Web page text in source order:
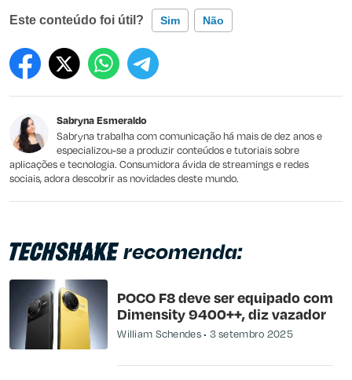
Este conteúdo foi útil? Sim Não
Este conteúdo contém informação incorreta
Outro
Sabryna Esmeraldo
Sabryna trabalha com comunicação há mais de dez anos e
especializou-se a produzir conteúdos e tutoriais sobre
aplicações e tecnologia. Consumidora ávida de streamings e redes
sociais, adora descobrir as novidades deste mundo.
recomenda:
POCO F8 deve ser equipado com
Dimensity 9400++, diz vazador
William Schendes 3 setembro 2025